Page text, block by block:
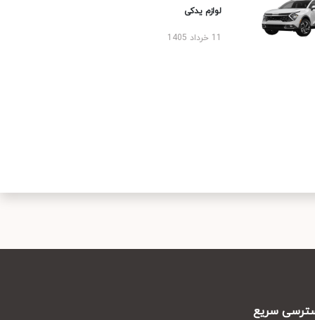
لوازم یدکی
سریع